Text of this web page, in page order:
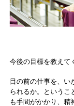
今後の目標を教えて
目の前の仕事を、い
られるか。というこ
も手間がかかり、精